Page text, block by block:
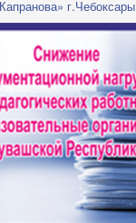
Капранова» г.Чебоксары